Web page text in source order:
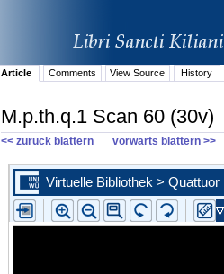
Article Comments View Source History
M.p.th.q.1 Scan 60 (30v)
<< zurück blättern vorwärts blättern >>